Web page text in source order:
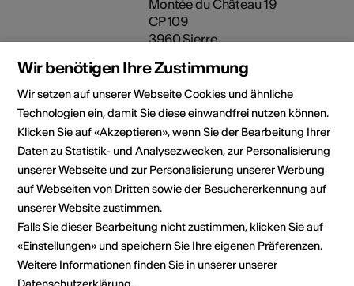
Montée du Château 19
CP 109
3960 Sierre
E-Mail
Webseite
Rubrik
Art der Veranstaltung
Filmvorführung
Altersfreigabe
Für alle
Veranstaltungsort
Wir benötigen Ihre Zustimmung
Wir setzen auf unserer Webseite Cookies und ähnliche
Technologien ein, damit Sie diese einwandfrei nutzen können.
Klicken Sie auf «Akzeptieren», wenn Sie der Bearbeitung Ihrer
Daten zu Statistik- und Analysezwecken, zur Personalisierung
unserer Webseite und zur Personalisierung unserer Werbung
auf Webseiten von Dritten sowie der Besuchererkennung auf
unserer Website zustimmen.
Falls Sie dieser Bearbeitung nicht zustimmen, klicken Sie auf
«Einstellungen» und speichern Sie Ihre eigenen Präferenzen.
Weitere Informationen finden Sie in unserer unserer